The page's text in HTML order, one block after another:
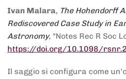
Ivan Malara, The Hohendorff
Rediscovered Case Study in
Astronomy, "Notes Rec R Soc
https://doi.org/10.1098/
Il saggio si configura come